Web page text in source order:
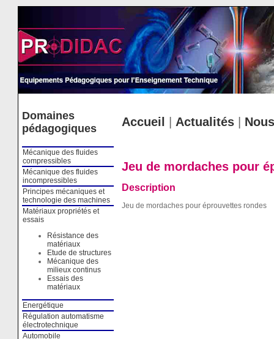
Domaines
pédagogiques
Mécanique des fluides
compressibles
Mécanique des fluides
incompressibles
Principes mécaniques et
technologie des machines
Matériaux propriétés et
essais
Résistance des
matériaux
Etude de structures
Mécanique des
milieux continus
Essais des
matériaux
Energétique
Régulation automatisme
électrotechnique
Automobile
Accueil Actualités|
Jeu de mordaches pour
Description
Jeu de mordaches pour éprouvettes rondes
Cookies management panel